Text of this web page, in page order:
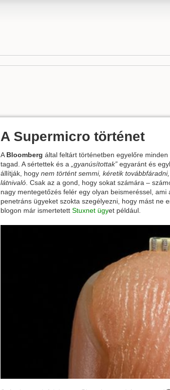
A Supermicro történet
ABloomberg által feltárt történetben egyelőre
tagad. A sértettek és a „gyanúsítottak” egyaránt és
állítják, hogy nem történt semmi, kéretik
látnivaló. Csak az a gond, hogy sokat számára –
nagy mentegetőzés felér egy olyan beismeréssel, ami
penetráns ügyeket szokta szegélyezni, hogy mást ne
blogon már ismertetett Stuxnet ügyet például.